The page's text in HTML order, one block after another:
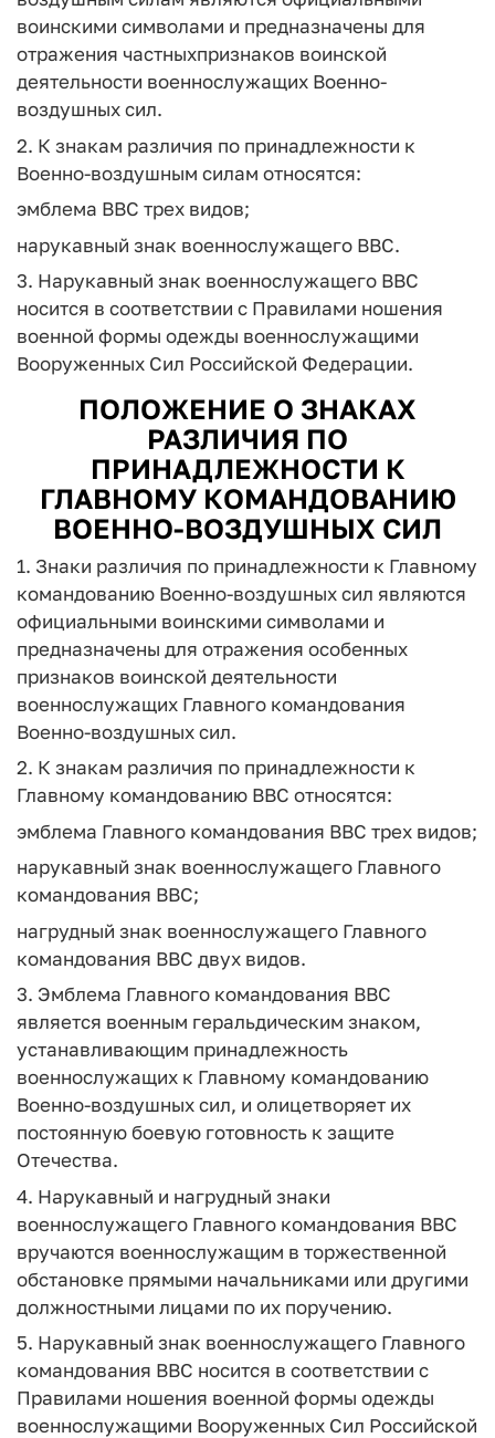
воинскими символами и предназначены для
отражения частныхпризнаков воинской
деятельности военнослужащих Военно-
воздушных сил.
2. К знакам различия по принадлежности к
Военно-воздушным силам относятся:
эмблема ВВС трех видов;
нарукавный знак военнослужащего ВВС.
3. Нарукавный знак военнослужащего ВВС
носится в соответствии с Правилами ношения
военной формы одежды военнослужащими
Вооруженных Сил Российской Федерации.
ПОЛОЖЕНИЕ О ЗНАКАХ
РАЗЛИЧИЯ ПО
ПРИНАДЛЕЖНОСТИ К
ГЛАВНОМУ КОМАНДОВАНИЮ
ВОЕННО-ВОЗДУШНЫХ СИЛ
1. Знаки различия по принадлежности к Главному
командованию Военно-воздушных сил являются
официальными воинскими символами и
предназначены для отражения особенных
признаков воинской деятельности
военнослужащих Главного командования
Военно-воздушных сил.
2. К знакам различия по принадлежности к
Главному командованию ВВС относятся:
эмблема Главного командования ВВС трех видов;
нарукавный знак военнослужащего Главного
командования ВВС;
нагрудный знак военнослужащего Главного
командования ВВС двух видов.
3. Эмблема Главного командования ВВС
является военным геральдическим знаком,
устанавливающим принадлежность
военнослужащих к Главному командованию
Военно-воздушных сил, и олицетворяет их
постоянную боевую готовность к защите
Отечества.
4. Нарукавный и нагрудный знаки
военнослужащего Главного командования ВВС
вручаются военнослужащим в торжественной
обстановке прямыми начальниками или другими
должностными лицами по их поручению.
5. Нарукавный знак военнослужащего Главного
командования ВВС носится в соответствии с
Правилами ношения военной формы одежды
военнослужащими Вооруженных Сил Российской